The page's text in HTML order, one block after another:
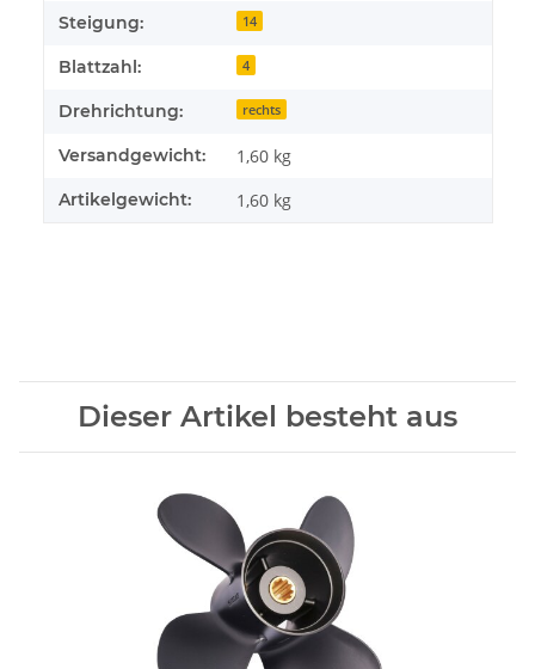
Steigung: 14
Blattzahl: 4
Drehrichtung: rechts
Versandgewicht: 1,60 kg
Artikelgewicht: 1,60 kg
Dieser Artikel besteht aus